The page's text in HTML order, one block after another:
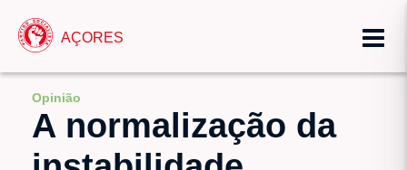
AÇORES
Opinião
A normalização da